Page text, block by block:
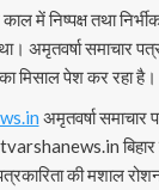
में निष्पक्ष तथा
अमृतवर्षा समाचार
का मिसाल पेश कर रहा है।
अमृतवर्षा
बिहार
की मशाल